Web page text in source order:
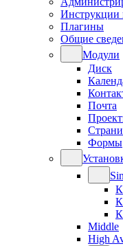
Инструкции
Плагины
Общие
Модули
Диск
Почта
Формы
Middle
High